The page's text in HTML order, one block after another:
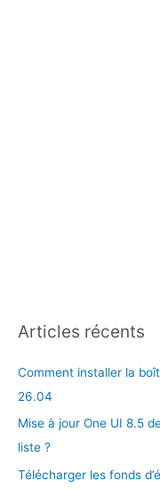
Articles récents
Comment installer la
26.04
Mise à jour One UI 8.5
liste ?
Télécharger les fonds